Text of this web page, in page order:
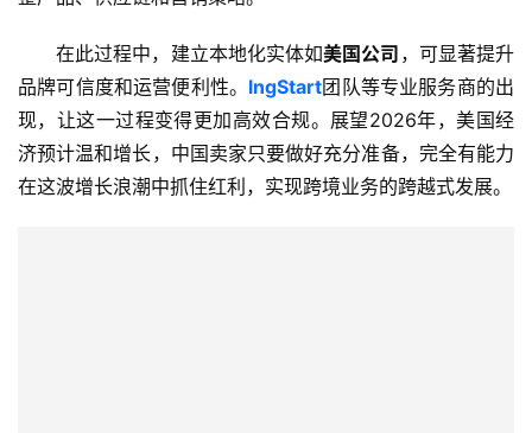
在此过程中，建立本地化实体如美国公司 ，可显著提升
品牌可信度和运营便利性。 lngStart团队等专业服务商的出
现，让这一过程变得更加高效合规。展望2026年，美国经
济预计温和增长，中国卖家只要做好充分准备，完全有能力
在这波增长浪潮中抓住红利，实现跨境业务的跨越式发展。